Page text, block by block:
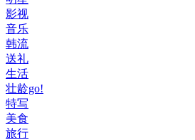
影视
音乐
韩流
送礼
生活
壮龄go!
特写
美食
旅行